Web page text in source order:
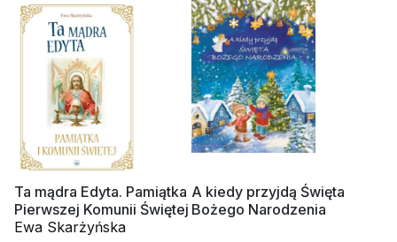
Ta mądra Edyta. Pamiątka
Pierwszej Komunii Świętej
Ewa Skarżyńska
A kiedy przyjdą Święta
Bożego Narodzenia